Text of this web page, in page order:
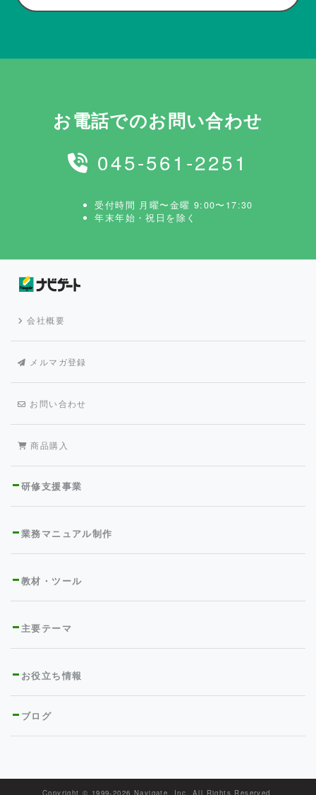
お電話でのお問い合わせ
045-561-2251
受付時間 月曜〜金曜 9:00〜17:30
年末年始・祝日を除く
会社概要
メルマガ登録
お問い合わせ
商品購入
研修支援事業
業務マニュアル制作
教材・ツール
主要テーマ
お役立ち情報
ブログ
Copyright © 1999-2026 Navigate, Inc. All Rights Reserved.